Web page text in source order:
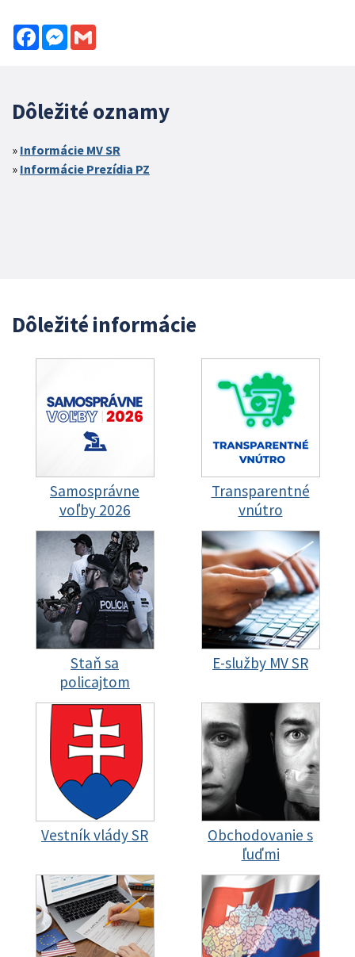
FacebookMessenger
Dôležité oznamy
Informácie MV SR
Informácie Prezídia PZ
Dôležité informácie
Samosprávne
voľby 2026
Transparentné
vnútro
Staň sa
policajtom
E-služby MV SR
Vestník vlády SR
Obchodovanie s
ľuďmi